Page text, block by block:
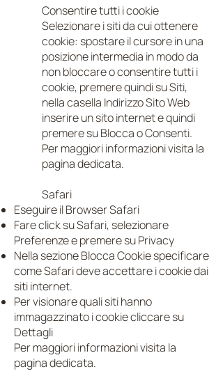
Consentire tutti i cookie
Selezionare i siti da cui ottenere
cookie: spostare il cursore in una
posizione intermedia in modo da
non bloccare o consentire tutti i
cookie, premere quindi su Siti,
nella casella Indirizzo Sito Web
inserire un sito internet e quindi
premere su Blocca o Consenti.
Per maggiori informazioni visita la
pagina dedicata.
Safari
Eseguire il Browser Safari
Fare click su Safari, selezionare
Preferenze e premere su Privacy
Nella sezione Blocca Cookie specificare
come Safari deve accettare i cookie dai
siti internet.
Per visionare quali siti hanno
immagazzinato i cookie cliccare su
Dettagli
Per maggiori informazioni visita la
pagina dedicata.